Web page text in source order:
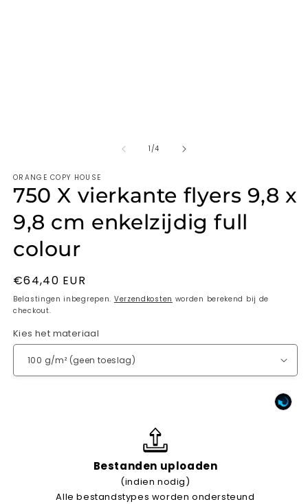
1/van
4
ORANGE COPY HOUSE
750 X vierkante flyers 9,8 x
9,8 cm enkelzijdig full
colour
Normale
prijs
€64,40 EUR
Belastingen inbegrepen. Verzendkosten worden berekend bij de
checkout.
Kies het materiaal
Bestanden uploaden
(indien nodig)
Alle bestandstypes worden ondersteund